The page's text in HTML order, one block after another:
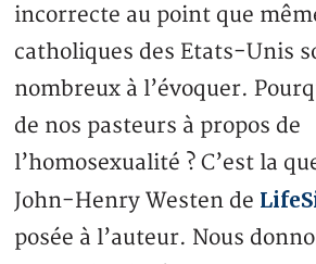
incorrecte au point que
catholiques des Etats-Unis
nombreux à l’évoquer.
de nos pasteurs à propos de
l’homosexualité ? C’est la
John-Henry Westen de
posée à l’auteur. Nous